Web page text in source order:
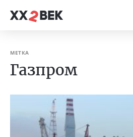
МЕТКА
Газпром